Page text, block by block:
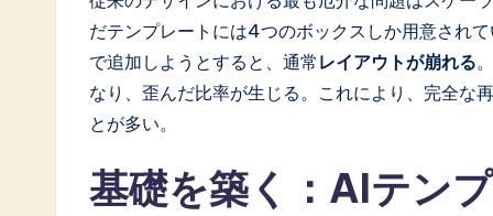
だテンプレートには4つのボックスしか用意され
で追加しようとすると、通常 レイアウトが崩れる
なり、歪んだ比率が生じる。これにより、完全な
とが多い。
基礎を築く：AIテン